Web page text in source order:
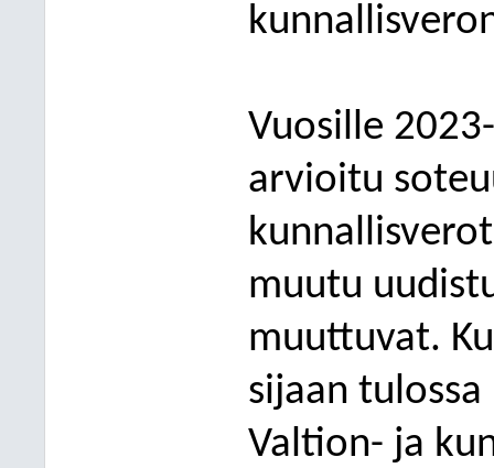
Vuosille
arvioitu
muutu
muuttuvat.
sijaan
Valtion- ja